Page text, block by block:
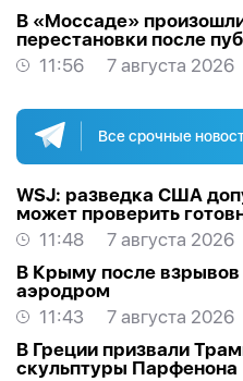
В «Моссаде»
перестановки после
Ирану
11:56 7 августа 2026
Все срочные
WSJ: разведка США
может проверить
11:48
7 августа 2026
В Крыму после взрывов
аэродром
11:43
7 августа 2026
В Греции призвали
скульптуры Парфенона